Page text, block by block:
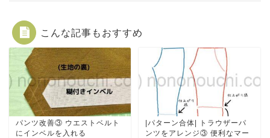
こんな記事もおすすめ
パンツ改善③ ウエストベルト
にインベルを入れる
|パターン合体| トラウザーパ
ンツをアレンジ③ 便利なマー